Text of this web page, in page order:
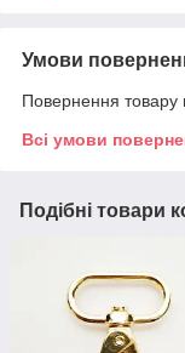
Умови
Повернення товару
Всі умови
Подібні товари